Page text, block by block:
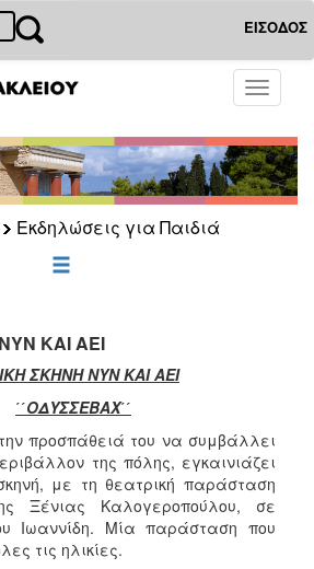
ΕΙΣΟΔΟΣ
Toggle
Εκδηλώσεις για Παιδιά
ΚΑΙ ΑΕΙ
ΣΚΗΝΗ ΝΥΝ ΚΑΙ ΑΕΙ
΄΄ΟΔΥΣΣΕΒΑΧ΄΄
προσπάθειά του να συμβάλλει
της πόλης, εγκαινιάζει
με τη θεατρική παράσταση
Ξένιας Καλογεροπούλου, σε
Ιωαννίδη. Μία παράσταση που
τις ηλικίες.